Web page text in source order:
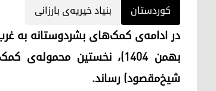
کوردستان بنیاد خیریه‌ی بارزانی
بهمن ۱۴۰۴)، نخستین
شیخ‌مقصود) رساند.